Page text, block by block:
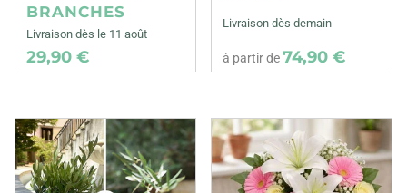
BRANCHES
Livraison dès le 11 août
29,90 €
Livraison dès demain
à partir de74,90 €